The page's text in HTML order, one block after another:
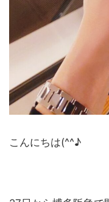
こんにちは(^^♪